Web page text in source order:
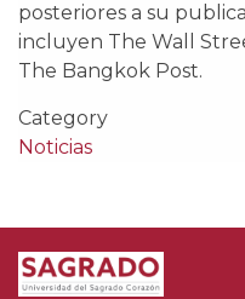
posteriores a su
incluyen The Wall
The Bangkok Post.
Category
Noticias